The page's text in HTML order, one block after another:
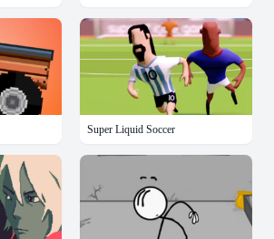
Super Liquid Soccer